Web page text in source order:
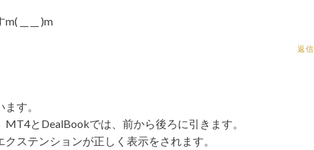
__ __ )m
返信
す。
とDealBookでは、前から後ろに引きます。
ステンションが正しく表示をされます。